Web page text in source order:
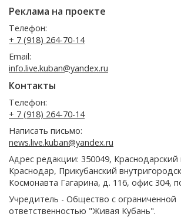
Реклама на проекте
Телефон:
+ 7 (918) 264-70-14
Email:
info.live.kuban@yandex.ru
Контакты
Телефон:
+ 7 (918) 264-70-14
Написать письмо:
news.live.kuban@yandex.ru
Адрес редакции: 350049, Краснодарский
Краснодар, Прикубанский
Космонавта Гагарина, д. 116, офис 304,
Учредитель - Общество с ограниченной
ответственностью "Живая Кубань".